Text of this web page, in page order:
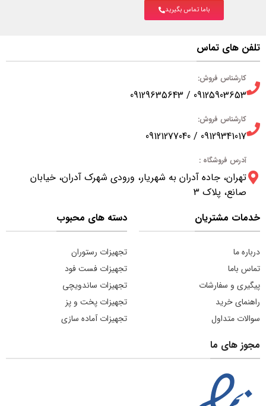
باما تماس بگیرید
تلفن های تماس
کارشناس فروش:
09125903653 / 09129635643
کارشناس فروش:
09129341017 / 09121277040
آدرس فروشگاه :
تهران، جاده آدران به شهریار، ورودی شهرک آدران، خیابان
صانع، پلاک 3
خدمات مشتریان
درباره ما
تماس باما
پیگیری و سفارشات
راهنمای خرید
سوالات متداول
دسته های محبوب
تجهیزات رستوران
تجهیزات فست فود
تجهیزات ساندویچی
تجهیزات پخت و پز
تجهیزات آماده سازی
مجوز های ما